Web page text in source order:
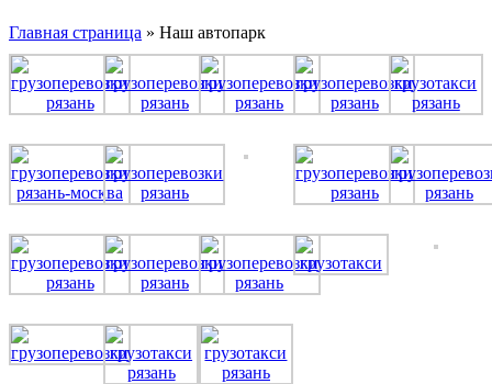
Главная страница » Наш автопарк